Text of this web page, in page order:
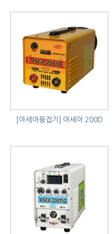
[아세아용접기] 아세아 200D